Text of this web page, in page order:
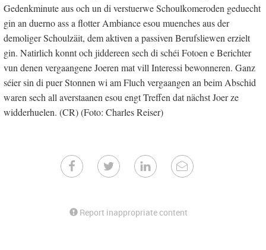
Gedenkminute aus och un di verstuerwe Schoulkomeroden geduecht
gin an duerno ass a flotter Ambiance esou muenches aus der
demoliger Schoulzäit, dem aktiven a passiven Berufsliewen erzielt
gin. Natirlich konnt och jiddereen sech di schéi Fotoen e Berichter
vun denen vergaangene Joeren mat vill Interessi bewonneren. Ganz
séier sin di puer Stonnen wi am Fluch vergaangen an beim Abschid
waren sech all averstaanen esou engt Treffen dat nächst Joer ze
widderhuelen. (CR) (Foto: Charles Reiser)
Report inappropriate content